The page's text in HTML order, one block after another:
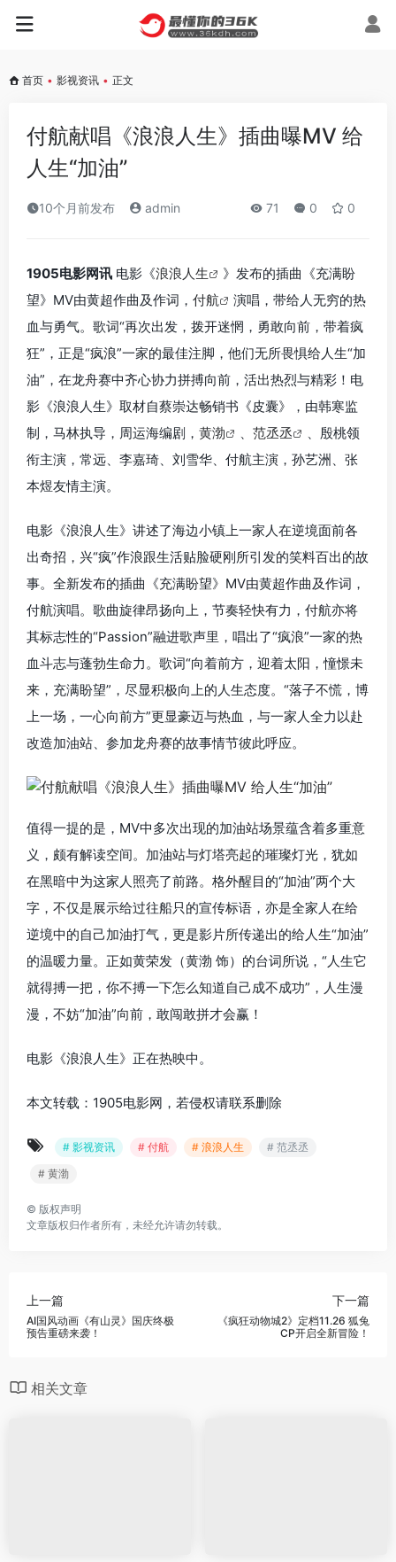
首页 • 影视资讯 • 正文
付航献唱《浪浪人生》插曲曝MV 给
人生“加油”
10个月前发布 admin 71 0 0
1905电影网讯 电影《浪浪人生
》发布的插曲《充满盼
望》MV由黄超作曲及作词， 付航
演唱，带给人无穷的热
血与勇气。歌词“再次出发，拨开迷惘，勇敢向前，带着疯
狂”，正是“疯浪”一家的最佳注脚，他们无所畏惧给人生“加
油”，在龙舟赛中齐心协力拼搏向前，活出热烈与精彩！电
影《浪浪人生》取材自蔡崇达畅销书《皮囊》，由韩寒监
制，马林执导，周运海编剧， 黄渤 、 范丞丞
、殷桃领
衔主演，常远、李嘉琦、刘雪华、付航主演，孙艺洲、张
本煜友情主演。
电影《浪浪人生》讲述了海边小镇上一家人在逆境面前各
出奇招，兴“疯”作浪跟生活贴脸硬刚所引发的笑料百出的故
事。全新发布的插曲《充满盼望》MV由黄超作曲及作词，
付航演唱。歌曲旋律昂扬向上，节奏轻快有力，付航亦将
其标志性的“Passion”融进歌声里，唱出了“疯浪”一家的热
血斗志与蓬勃生命力。歌词“向着前方，迎着太阳，憧憬未
来，充满盼望”，尽显积极向上的人生态度。“落子不慌，博
上一场，一心向前方”更显豪迈与热血，与一家人全力以赴
改造加油站、参加龙舟赛的故事情节彼此呼应。
值得一提的是，MV中多次出现的加油站场景蕴含着多重意
义，颇有解读空间。加油站与灯塔亮起的璀璨灯光，犹如
在黑暗中为这家人照亮了前路。格外醒目的“加油”两个大
字，不仅是展示给过往船只的宣传标语，亦是全家人在给
逆境中的自己加油打气，更是影片所传递出的给人生“加油”
的温暖力量。正如黄荣发（黄渤 饰）的台词所说，“人生它
就得搏一把，你不搏一下怎么知道自己成不成功”，人生漫
漫，不妨“加油”向前，敢闯敢拼才会赢！
电影《浪浪人生》正在热映中。
本文转载：1905电影网，若侵权请联系删除
# 影视资讯 # 付航 # 浪浪人生
# 范丞丞
# 黄渤
© 版权声明
文章版权归作者所有，未经允许请勿转载。
上一篇
AI国风动画《有山灵》国庆终极
预告重磅来袭！
下一篇
《疯狂动物城2》定档11.26 狐兔
CP开启全新冒险！
相关文章